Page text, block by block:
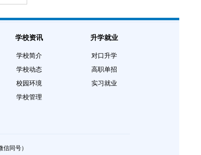
学校资讯
学校简介
学校动态
校园环境
学校管理
升学就业
对口升学
高职单招
实习就业
信同号）